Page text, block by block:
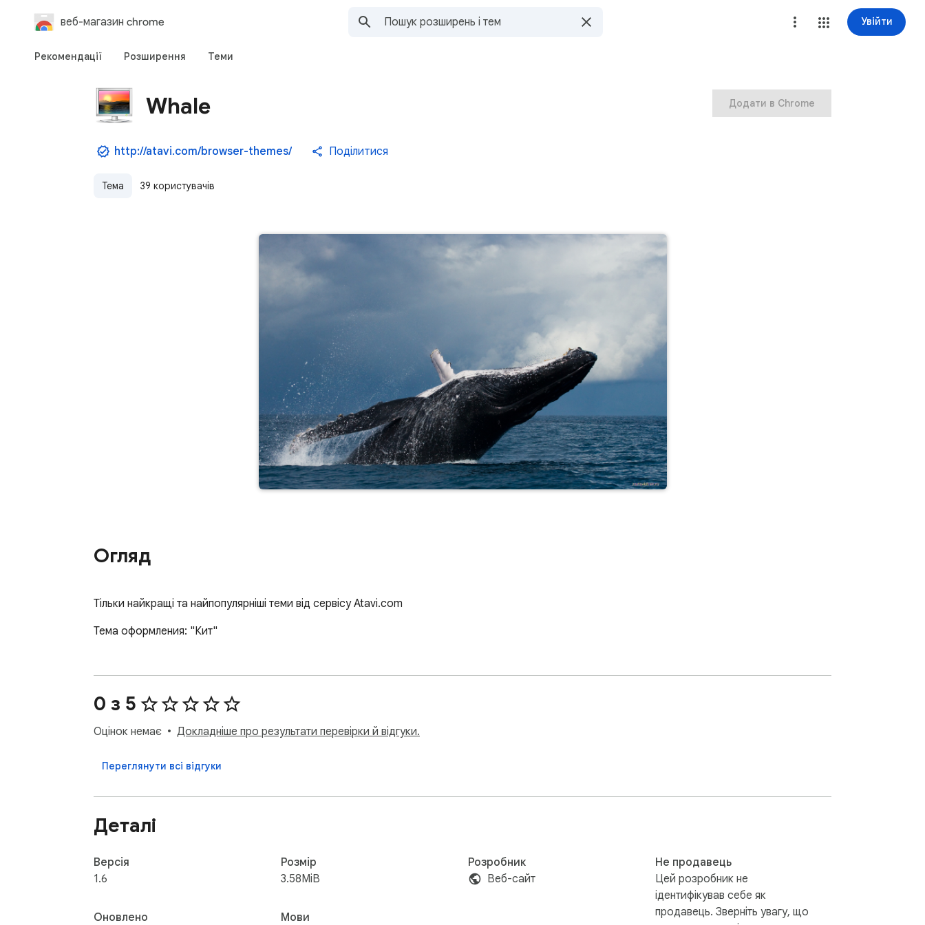
веб-магазин chrome Увійти
Рекомендації Розширення Теми
Whale
http://atavi.com/browser-themes/ Поділитися
Тема 39 користувачів
Додати в Chrome
Огляд
Тільки найкращі та найпопулярніші теми від сервісу Atavi.com
Тема оформления: "Кит"
0 з 5
Оцінок немає Докладніше про результати перевірки й відгуки.
Переглянути всі відгуки
Деталі
Версія
1.6
Оновлено
Розмір
3.58MiB
Мови
Розробник
Веб-сайт
Не продавець
Цей розробник не
ідентифікував себе як
продавець. Зверніть увагу, що